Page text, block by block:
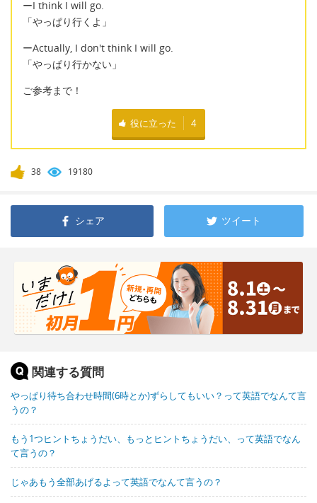
ーI think I will go.
「やっぱり行くよ」
ーActually, I don't think I will go.
「やっぱり行かない」
ご参考まで！
役に立った 4
38 19180
シェア ツイート
関連する質問
やっぱり待ち合わせ時間(6時とか)ずらしてもいい？って英語でなんて言
うの？
もう1つヒントちょうだい、もっとヒントちょうだい、って英語でなん
て言うの？
じゃあもう全部あげるよって英語でなんて言うの？